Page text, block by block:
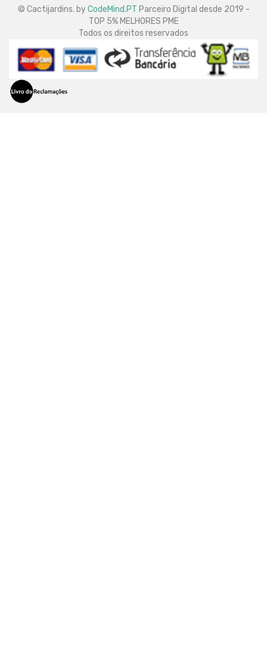
© Cactijardins. byCodeMind.PT Parceiro Digital desde 2019 -
TOP 5% MELHORES PME
Todos os direitos reservados